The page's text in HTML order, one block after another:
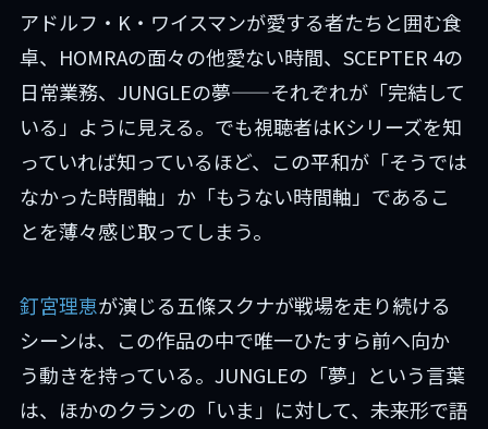
アドルフ・K・ワイスマンが愛する者たちと囲む食
卓、HOMRAの面々の他愛ない時間、SCEPTER 4の
日常業務、JUNGLEの夢——それぞれが「完結して
いる」ように見える。でも視聴者はKシリーズを知
っていれば知っているほど、この平和が「そうでは
なかった時間軸」か「もうない時間軸」であるこ
とを薄々感じ取ってしまう。
釘宮理恵が演じる五條スクナが戦場を走り続ける
シーンは、この作品の中で唯一ひたすら前へ向か
う動きを持っている。JUNGLEの「夢」という言葉
は、ほかのクランの「いま」に対して、未来形で語